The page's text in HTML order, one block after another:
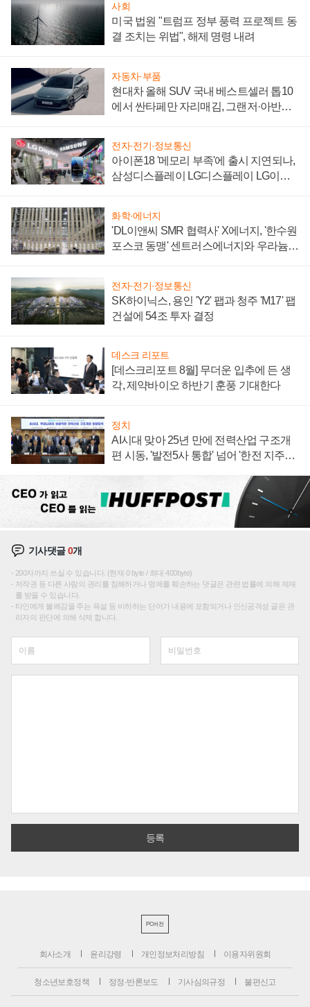
사회
미국 법원 "트럼프 정부 풍력 프로젝트 동
결 조치는 위법", 해제 명령 내려
자동차·부품
현대차 올해 SUV 국내 베스트셀러 톱10
에서 싼타페만 자리매김, 그랜저·아반떼
전자·전기·정보통신
아이폰18 '메모리 부족'에 출시 지연되나,
삼성디스플레이 LG디스플레이 LG이노
화학·에너지
'DL이앤씨 SMR 협력사' X에너지, '한수원
포스코 동맹' 센트러스에너지와 우라늄
전자·전기·정보통신
SK하이닉스, 용인 'Y2' 팹과 청주 'M17' 팹
건설에 54조 투자 결정
데스크 리포트
[데스크리포트 8월] 무더운 입추에 든 생
각, 제약바이오 하반기 훈풍 기대한다
정치
AI시대 맞아 25년 만에 전력산업 구조개
편 시동, '발전5사 통합' 넘어 '한전 지주사'
기사댓글0개
200자까지 쓰실 수 있습니다. (현재 0 byte / 최대 400byte)
저작권 등 다른 사람의 권리를 침해하거나 명예를 훼손하는 댓글은 관련 법률에 의해 제재
를 받을 수 있습니다.
타인에게 불쾌감을 주는 욕설 등 비하하는 단어가 내용에 포함되거나 인신공격성 글은 관
리자의 판단에 의해 삭제 합니다.
PC버전
회사소개 윤리강령 개인정보처리방침 이용자위원회
청소년보호정책 정정·반론보도 기사심의규정 불편신고